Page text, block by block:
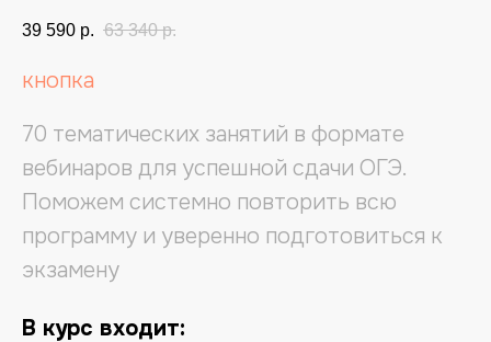
39 590 р. 63 340 р.
кнопка
70 тематических занятий в формате
вебинаров для успешной сдачи ОГЭ.
Поможем системно повторить всю
программу и уверенно подготовиться к
экзамену
В курс входит: